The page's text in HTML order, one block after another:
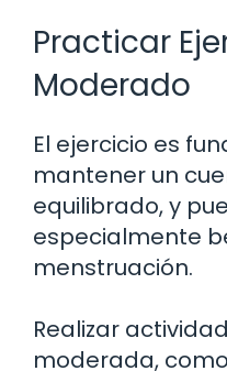
Practicar
Moderado
El ejercicio es
mantener un
equilibrado, y
especialmente
menstruación.
Realizar
moderada,